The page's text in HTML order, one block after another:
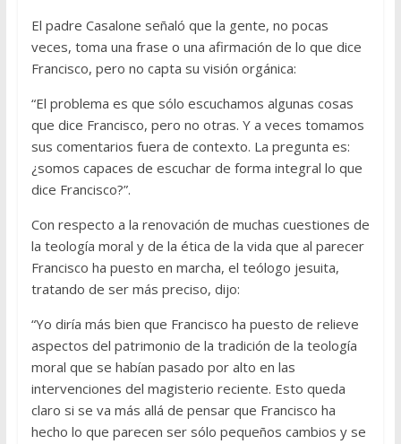
El padre Casalone señaló que la gente, no pocas
veces, toma una frase o una afirmación de lo que dice
Francisco, pero no capta su visión orgánica:
“El problema es que sólo escuchamos algunas cosas
que dice Francisco, pero no otras. Y a veces tomamos
sus comentarios fuera de contexto. La pregunta es:
¿somos capaces de escuchar de forma integral lo que
dice Francisco?”.
Con respecto a la renovación de muchas cuestiones de
la teología moral y de la ética de la vida que al parecer
Francisco ha puesto en marcha, el teólogo jesuita,
tratando de ser más preciso, dijo:
“Yo diría más bien que Francisco ha puesto de relieve
aspectos del patrimonio de la tradición de la teología
moral que se habían pasado por alto en las
intervenciones del magisterio reciente. Esto queda
claro si se va más allá de pensar que Francisco ha
hecho lo que parecen ser sólo pequeños cambios y se